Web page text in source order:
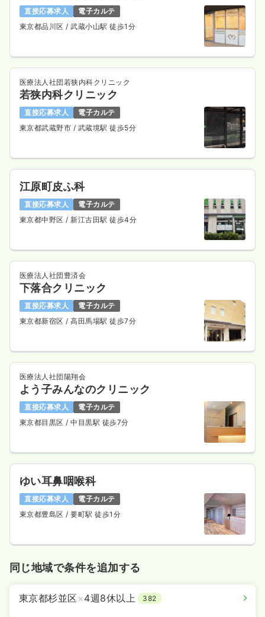
給与 33.5万円 /月 賞与90.7万円
※経験3年の例
気になる
一時募集休止
給与 時給1,600〜2,300円
時間 8:30～17:00（休憩60分）
担当業務未経験可
気になる 詳細を見る
日勤のみ（常勤）
給与 25.5万円/月 賞与86.4万円
気になる
日勤のみ（常勤）
給与 30.5万円 /月 賞与3.7ヶ月
時間 7:45～16:15
オンコールあり
担当業務未経験可
月給40万円以上可
気になる
直接応募求人
電子カルテ
東京都品川区/ 武蔵小山駅 徒歩1分
医療法人社団若狭内科クリニック
若狭内科クリニック
直接応募求人
電子カルテ
東京都武蔵野市 / 武蔵境駅 徒歩5分
江原町皮ふ科
直接応募求人
電子カルテ
東京都中野区/ 新江古田駅 徒歩4分
医療法人社団豊済会
下落合クリニック
直接応募求人
電子カルテ
東京都新宿区/ 高田馬場駅 徒歩7分
医療法人社団陽翔会
よう子みんなのクリニック
直接応募求人
電子カルテ
東京都目黒区/ 中目黒駅 徒歩7分
ゆい耳鼻咽喉科
直接応募求人
電子カルテ
東京都豊島区/ 要町駅 徒歩1分
同じ地域で条件を追加する
東京都杉並区 ×4週8休以上 382